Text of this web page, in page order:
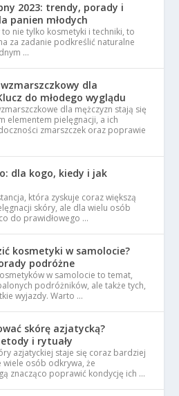
2023: trendy, porady i
panien młodych
to nie tylko kosmetyki i techniki, to
za zadanie podkreślić naturalne
…
dla
do młodego wyglądu
dla mężczyzn stają się
elementem pielęgnacji, a ich
zmarszczek oraz poprawie
dla kogo, kiedy i jak
która zyskuje coraz większą
skóry, ale dla wielu osób
do prawidłowego …
kosmetyki w samolocie?
podróżne
w samolocie to temat,
podróżników, ale także tych,
wyjazdy. Warto …
skórę azjatycką?
i rytuały
azjatyckiej staje się coraz bardziej
wiele osób odkrywa, że
znacząco poprawić kondycję ich …